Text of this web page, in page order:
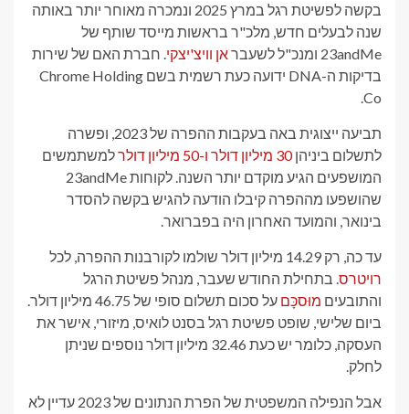
בקשה לפשיטת רגל במרץ 2025 ונמכרה מאוחר יותר באותה
שנה לבעלים חדש, מלכ"ר בראשות מייסד שותף של
23andMe ומנכ"ל לשעבר
אן וויצ'יצקי. חברת האם של שירות
בדיקות ה-DNA ידועה כעת רשמית בשם Chrome Holding
Co.
תביעה ייצוגית באה בעקבות ההפרה של 2023, ופשרה
לתשלום ביניהן30 מיליון דולר ו-50 מיליון דולר
למשתמשים
המושפעים הגיע מוקדם יותר השנה. לקוחות 23andMe
שהושפעו מההפרה קיבלו הודעה להגיש בקשה להסדר
בינואר, והמועד האחרון היה בפברואר.
עד כה, רק 14.29 מיליון דולר שולמו לקורבנות ההפרה, לכל
רויטרס. בתחילת החודש שעבר, מנהל פשיטת הרגל
והתובעים מוּסכָּם
על סכום תשלום סופי של 46.75 מיליון דולר.
ביום שלישי, שופט פשיטת רגל בסנט לואיס, מיזורי, אישר את
העסקה, כלומר יש כעת 32.46 מיליון דולר נוספים שניתן
לחלק.
אבל הנפילה המשפטית של הפרת הנתונים של 2023 עדיין לא